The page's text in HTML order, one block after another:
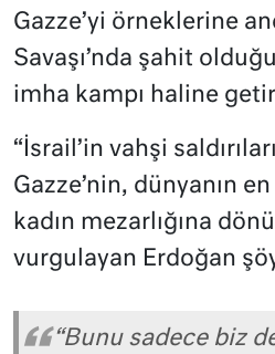
Gazze’yi örneklerine
Savaşı’nda şahit
imha kampı haline
“İsrail’in vahşi
Gazze’nin, dünyanın
kadın mezarlığına
vurgulayan Erdoğan
“Bunu sadece biz